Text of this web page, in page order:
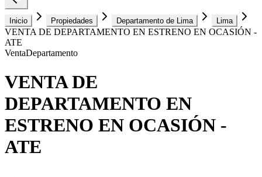
Inicio Propiedades Departamento de Lima Lima
VENTA DE DEPARTAMENTO EN ESTRENO EN OCASIÓN -
ATE
VentaDepartamento
VENTA DE
DEPARTAMENTO EN
ESTRENO EN OCASIÓN -
ATE